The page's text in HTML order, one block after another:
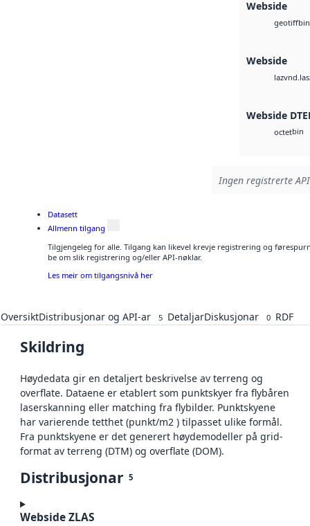
Webside
geotiffbin
Webside
laz
Webside
octetbin
Ingen registrerte
Datasett
Allmenn tilgang
Tilgjengeleg for alle. Tilgang kan likevel krevje registrering og
be om slik registrering og/eller API-nøklar.
Les meir om tilgangsnivå her
OversiktDistribusjonar og API-ar 5 DetaljarDiskusjonar 0 RDF
Skildring
Høydedata gir en detaljert beskrivelse av terreng og
overflate. Dataene er etablert som punktskyer fra flybåren
laserskanning eller matching fra flybilder. Punktskyene
har varierende tetthet (punkt/m2 ) tilpasset ulike formål.
Fra punktskyene er det generert høydemodeller på grid-
format av terreng (DTM) og overflate (DOM).
Distribusjonar 5
Webside ZLAS